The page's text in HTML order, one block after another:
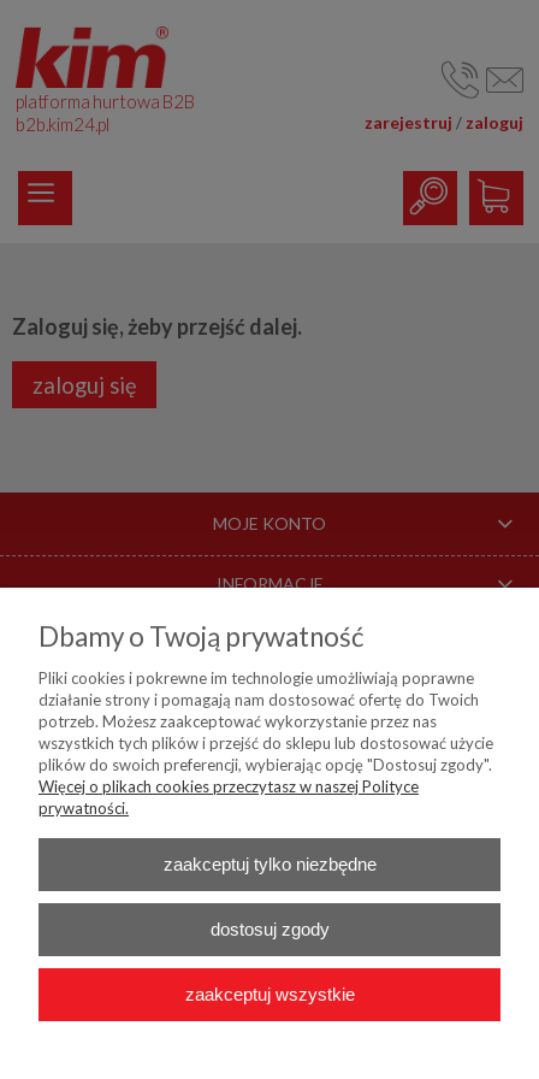
platforma hurtowa B2B
b2b.kim24.pl
zarejestruj / zaloguj
Zaloguj się, żeby przejść dalej.
zaloguj się
MOJE KONTO
INFORMACJE
O NAS
DOSTAWA I PŁATNOŚCI
KIM Sp. z o. o.
NIP:8441809717, REGON: 790315559, BDO: 000024178
Nr konta do przelewów:Bank Millenium 45 1160 2202 0000 0004 9138
0460
Telefon :+48 22 55 96 556
E-mail :b2b@kim24.pl
Dbamy o Twoją prywatność
Pliki cookies i pokrewne im technologie umożliwiają poprawne
działanie strony i pomagają nam dostosować ofertę do Twoich
potrzeb. Możesz zaakceptować wykorzystanie przez nas
wszystkich tych plików i przejść do sklepu lub dostosować użycie
plików do swoich preferencji, wybierając opcję "Dostosuj zgody".
Więcej o plikach cookies przeczytasz w naszej Polityce
prywatności.
zaakceptuj tylko niezbędne
dostosuj zgody
zaakceptuj wszystkie